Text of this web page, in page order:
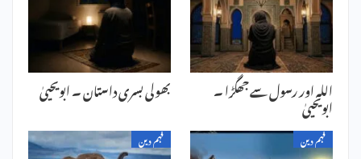
اللہ اور رسول سے جھگڑا ۔
ابویحییٰ
بھولی بسری داستان ۔ ابویحییٰ
فہم دین فہم دین